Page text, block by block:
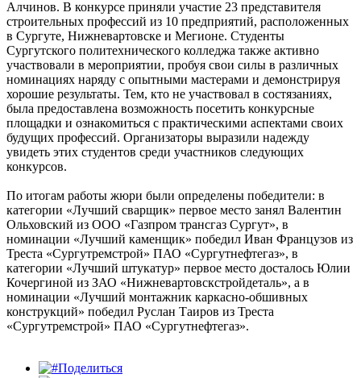
Алчинов. В конкурсе приняли участие 23 представителя
строительных профессий из 10 предприятий, расположенных
в Сургуте, Нижневартовске и Мегионе. Студенты
Сургутского политехнического колледжа также активно
участвовали в мероприятии, пробуя свои силы в различных
номинациях наряду с опытными мастерами и демонстрируя
хорошие результаты. Тем, кто не участвовал в состязаниях,
была предоставлена возможность посетить конкурсные
площадки и ознакомиться с практическими аспектами своих
будущих профессий. Организаторы выразили надежду
увидеть этих студентов среди участников следующих
конкурсов.
По итогам работы жюри были определены победители: в
категории «Лучший сварщик» первое место занял Валентин
Ольховский из ООО «Газпром трансгаз Сургут», в
номинации «Лучший каменщик» победил Иван Французов из
Треста «Сургутремстрой» ПАО «Сургутнефтегаз», в
категории «Лучший штукатур» первое место досталось Юлии
Кочергиной из ЗАО «Нижневартовскстройдеталь», а в
номинации «Лучший монтажник каркасно-обшивных
конструкций» победил Руслан Таиров из Треста
«Сургутремстрой» ПАО «Сургутнефтегаз».
Поделиться